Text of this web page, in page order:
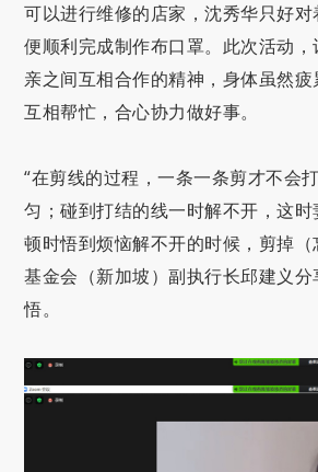
可以进行维修的店家，沈秀华只好
便顺利完成制作布口罩。此次活动
亲之间互相合作的精神，身体虽然
互相帮忙，合心协力做好事。
“在剪线的过程，一条一条剪才不会
匀；碰到打结的线一时解不开，这时
顿时悟到烦恼解不开的时候，剪掉（
基金会（新加坡）副执行长邱建义
悟。